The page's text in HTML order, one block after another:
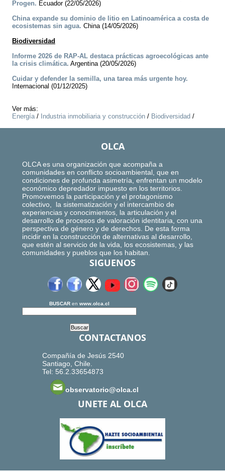
Progen. Ecuador (22/05/2026)
China expande su dominio de litio en Latinoamérica a costa de
ecosistemas sin agua. China (14/05/2026)
Biodiversidad
Informe 2026 de RAP-AL destaca prácticas agroecológicas ante
la crisis climática. Argentina (20/05/2026)
Cuidar y defender la semilla, una tarea más urgente hoy.
Internacional (01/12/2025)
Ver más:
Energía/ Industria inmobiliaria y construcción / Biodiversidad /
OLCA
OLCA es una organización que acompaña a
comunidades en conflicto socioambiental, que en
condiciones de profunda asimetría, enfrentan un modelo
económico depredador impuesto en los territorios.
Promovemos la participación y el protagonismo
colectivo, la sistematización y el intercambio de
experiencias y conocimientos, la articulación y el
desarrollo de procesos de valoración identitaria, con una
perspectiva de género y de derechos. De esta forma
incidir en la construcción de alternativas al desarrollo,
que estén al servicio de la vida, los ecosistemas, y las
comunidades y pueblos que los habitan.
SIGUENOS
BUSCAR en www.olca.cl
CONTACTANOS
Compañía de Jesús 2540
Santiago, Chile.
Tel: 56.2.33654873
observatorio@olca.cl
UNETE AL OLCA